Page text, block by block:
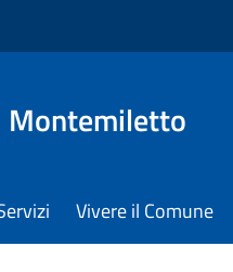
Montemiletto
Vivere il Comune